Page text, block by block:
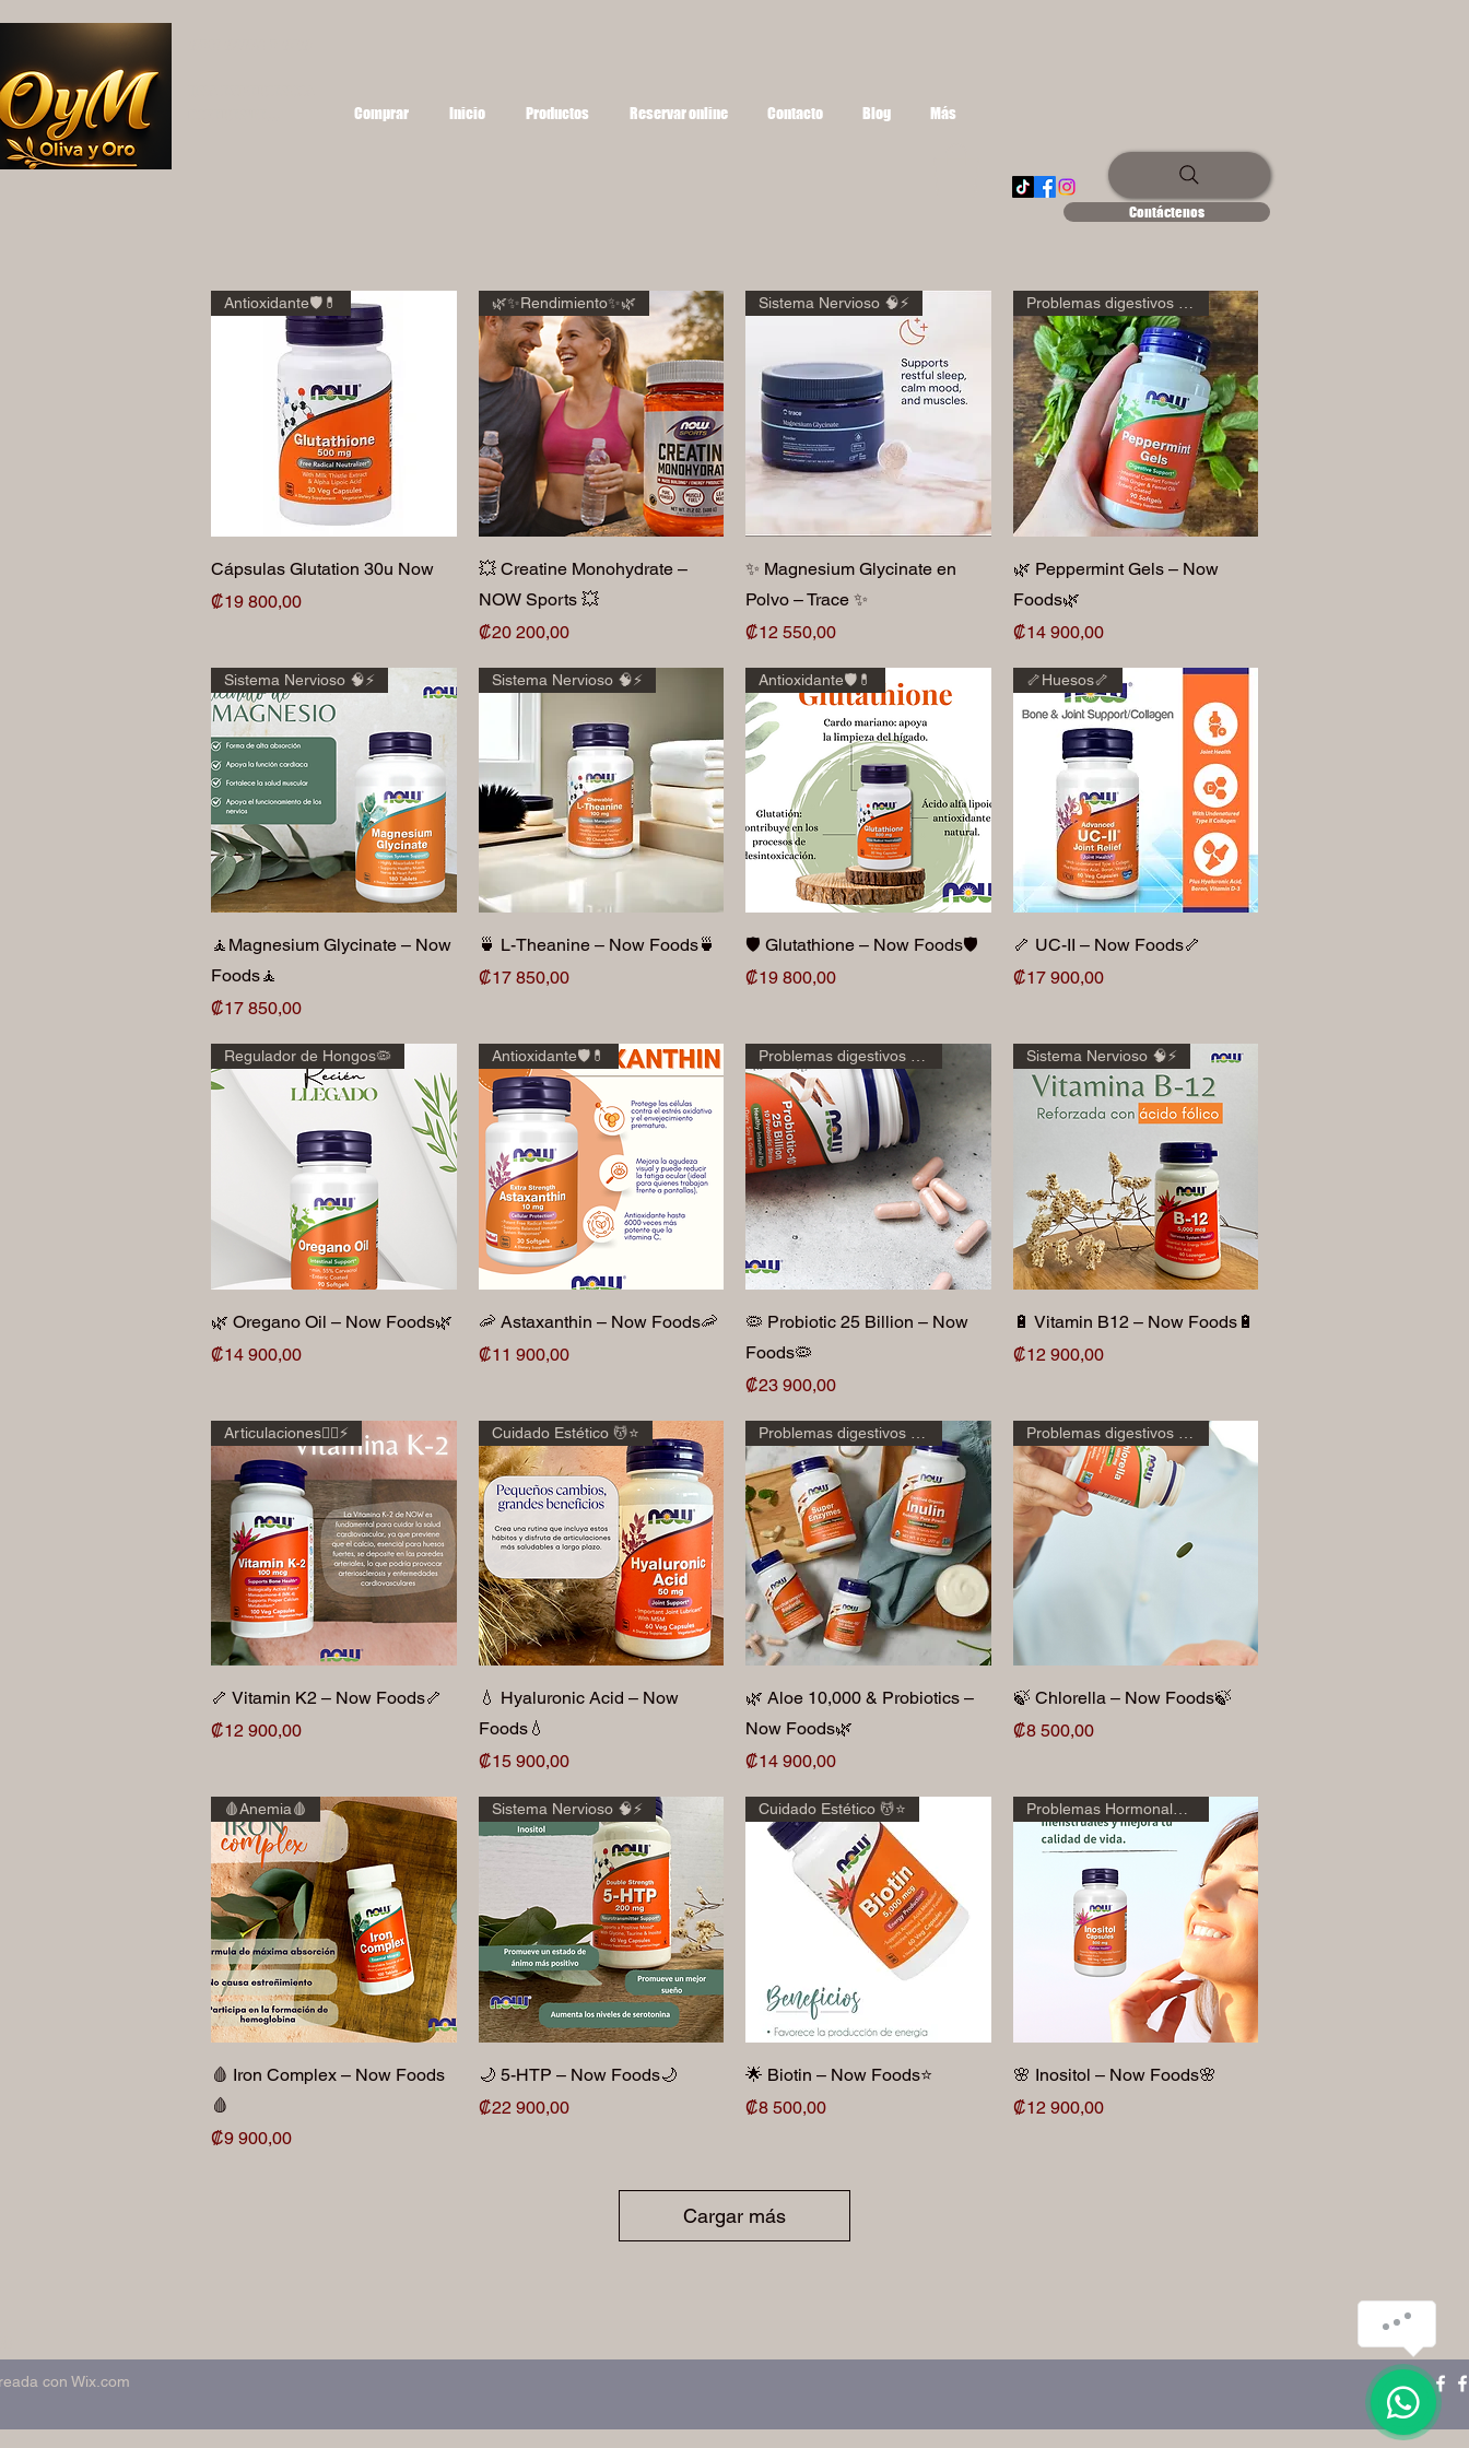
Comprar Inicio Productos Reservar online Contacto Blog Más
Contáctenos
Vista rápida
Antioxidante🛡️💊
Cápsulas Glutation 30u Now
Precio
₡19 800,00
Vista rápida
🌿✨Rendimiento✨🌿
💥 Creatine Monohydrate –
NOW Sports 💥
Precio
₡20 200,00
Vista rápida
Sistema Nervioso 🧠⚡️
✨ Magnesium Glycinate en
Polvo – Trace ✨
Precio
₡12 550,00
Vista rápida
🌿 Peppermint Gels – Now
Foods🌿
Precio
₡14 900,00
Vista rápida
Sistema Nervioso 🧠⚡️
🧘Magnesium Glycinate – Now
Foods🧘
Precio
₡17 850,00
Vista rápida
Sistema Nervioso 🧠⚡️
🍵 L-Theanine – Now Foods🍵
Precio
₡17 850,00
Vista rápida
Antioxidante🛡️💊
🛡️ Glutathione – Now Foods🛡️
Precio
₡19 800,00
Vista rápida
🦴Huesos🦴
🦴 UC-II – Now Foods🦴
Precio
₡17 900,00
Vista rápida
Regulador de Hongos🦠
🌿 Oregano Oil – Now Foods🌿
Precio
₡14 900,00
Vista rápida
Antioxidante🛡️💊
🦐 Astaxanthin – Now Foods🦐
Precio
₡11 900,00
Vista rápida
🦠 Probiotic 25 Billion – Now
Foods🦠
Precio
₡23 900,00
Vista rápida
Sistema Nervioso 🧠⚡️
🔋 Vitamin B12 – Now Foods🔋
Precio
₡12 900,00
Vista rápida
Articulaciones🏋🏾⚡️
🦴 Vitamin K2 – Now Foods🦴
Precio
₡12 900,00
Vista rápida
Cuidado Estético 💆⭐️
💧 Hyaluronic Acid – Now
Foods💧
Precio
₡15 900,00
Vista rápida
🌿 Aloe 10,000 & Probiotics –
Now Foods🌿
Precio
₡14 900,00
Vista rápida
🍃 Chlorella – Now Foods🍃
Precio
₡8 500,00
Vista rápida
🩸Anemia🩸
🩸 Iron Complex – Now Foods
🩸
Precio
₡9 900,00
Vista rápida
Sistema Nervioso 🧠⚡️
🌙 5-HTP – Now Foods🌙
Precio
₡22 900,00
Vista rápida
Cuidado Estético 💆⭐️
🌟 Biotin – Now Foods⭐️
Precio
₡8 500,00
Vista rápida
Problemas Hormonales 🌸
🌸 Inositol – Now Foods🌸
Precio
₡12 900,00
Cargar más
con Wix.com